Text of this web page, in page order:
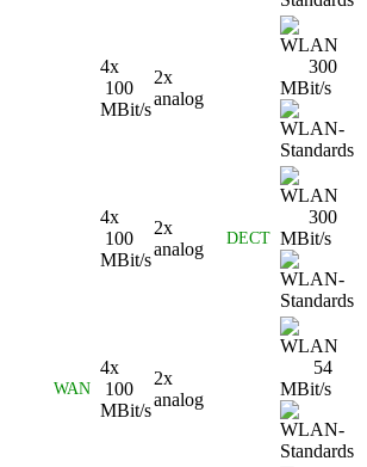
4x
100
MBit/s
2x
analog
300
MBit/s
4x
100
MBit/s
2x
analog
DECT
300
MBit/s
WAN
4x
100
MBit/s
2x
analog
54
MBit/s